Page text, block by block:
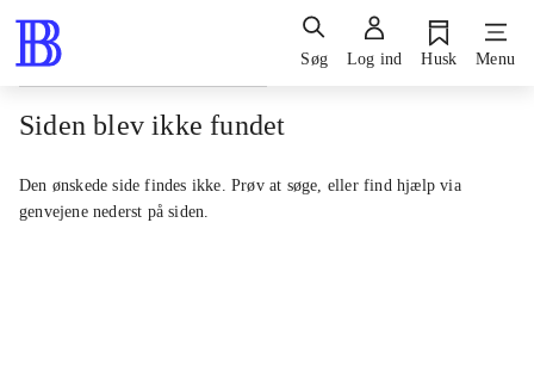
Søg Log ind Husk Menu
Siden blev ikke fundet
Den ønskede side findes ikke. Prøv at søge, eller find hjælp via
genvejene nederst på siden.